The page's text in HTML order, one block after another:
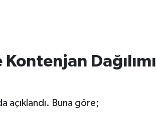
Dağılımı
açıklandı. Buna göre;